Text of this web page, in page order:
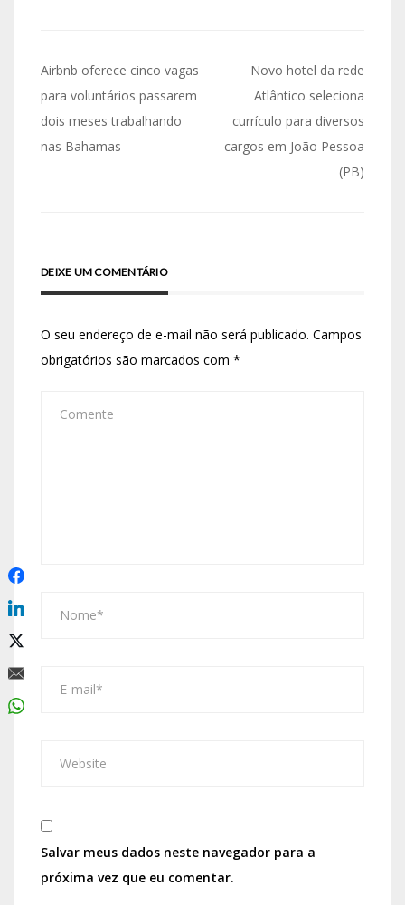
Airbnb oferece cinco vagas
para voluntários passarem
dois meses trabalhando
nas Bahamas
Novo hotel da rede
Atlântico seleciona
currículo para diversos
cargos em João Pessoa
(PB)
DEIXE UM COMENTÁRIO
O seu endereço de e-mail não será publicado. Campos
obrigatórios são marcados com *
Salvar meus dados neste navegador para a
próxima vez que eu comentar.